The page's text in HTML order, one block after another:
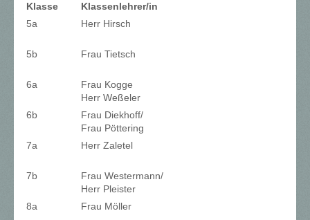
Klasse
Klassenlehrer/in
5a
Herr Hirsch
5b Frau Tietsch
6a
Frau Kogge
Herr Weßeler
6b
Frau Diekhoff/
Frau Pöttering
7a
Herr Zaletel
7b
Frau Westermann/
Herr Pleister
8a
Frau Möller